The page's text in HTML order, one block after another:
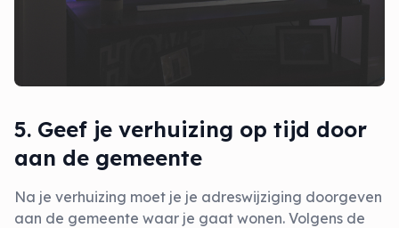
5. Geef je verhuizing op tijd door
aan de gemeente
Na je verhuizing moet je je adreswijziging doorgeven
aan de gemeente waar je gaat wonen. Volgens de